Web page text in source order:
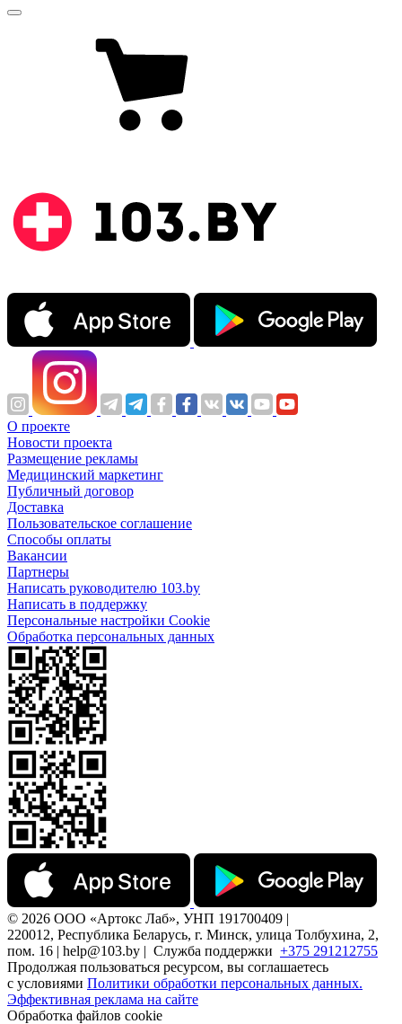
О проекте
Новости проекта
Размещение рекламы
Медицинский маркетинг
Публичный договор
Доставка
Пользовательское соглашение
Способы оплаты
Вакансии
Партнеры
Написать руководителю 103.by
Написать в поддержку
Персональные настройки Cookie
Обработка персональных данных
© 2026 ООО «Артокс Лаб», УНП 191700409 |
220012, Республика Беларусь, г. Минск, улица Толбухина, 2,
пом. 16 | help@103.by | Служба поддержки +375 291212755
Продолжая пользоваться ресурсом, вы соглашаетесь
с условиями Политики обработки персональных данных.
Эффективная реклама на сайте
Обработка файлов cookie